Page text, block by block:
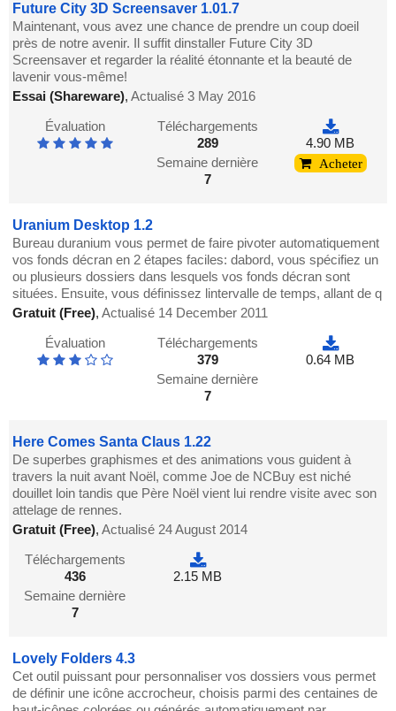
Future City 3D Screensaver 1.01.7
Maintenant, vous avez une chance de prendre un coup doeil
près de notre avenir. Il suffit dinstaller Future City 3D
Screensaver et regarder la réalité étonnante et la beauté de
lavenir vous-même!
Essai (Shareware),Actualisé 3 May 2016
Évaluation
Téléchargements
289
Semaine dernière
7
4.90 MB
Acheter
Uranium Desktop 1.2
Bureau duranium vous permet de faire pivoter automatiquement
vos fonds décran en 2 étapes faciles: dabord, vous spécifiez un
ou plusieurs dossiers dans lesquels vos fonds décran sont
situées. Ensuite, vous définissez lintervalle de temps, allant de q
Gratuit (Free),Actualisé 14 December 2011
Évaluation
Téléchargements
379
Semaine dernière
7
0.64 MB
Here Comes Santa Claus 1.22
De superbes graphismes et des animations vous guident à
travers la nuit avant Noël, comme Joe de NCBuy est niché
douillet loin tandis que Père Noël vient lui rendre visite avec son
attelage de rennes.
Gratuit (Free),Actualisé 24 August 2014
Téléchargements
436
Semaine dernière
7
2.15 MB
Lovely Folders 4.3
Cet outil puissant pour personnaliser vos dossiers vous permet
de définir une icône accrocheur, choisis parmi des centaines de